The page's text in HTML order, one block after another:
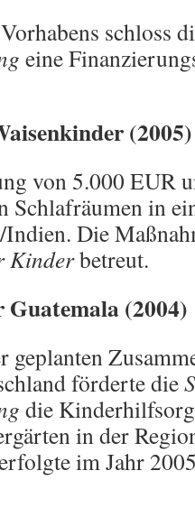
schloss
eine
(2005)
von 5.000 EUR
Schlafräumen in
Die
Kinderbetreut.
(2004)
geplanten
förderte die
die
in der
im Jahr